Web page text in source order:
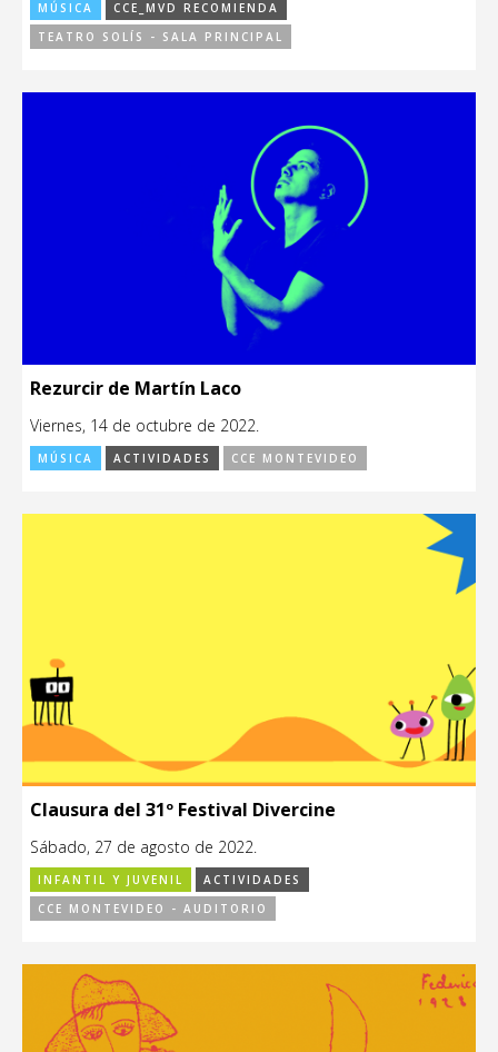
MÚSICA
CCE_MVD RECOMIENDA
TEATRO SOLÍS - SALA PRINCIPAL
Rezurcir de Martín Laco
Viernes, 14 de octubre de 2022.
MÚSICA ACTIVIDADES CCE MONTEVIDEO
Clausura del 31º Festival Divercine
Sábado, 27 de agosto de 2022.
INFANTIL Y JUVENIL
ACTIVIDADES
CCE MONTEVIDEO - AUDITORIO